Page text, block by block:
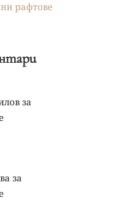
рафтове
за
за